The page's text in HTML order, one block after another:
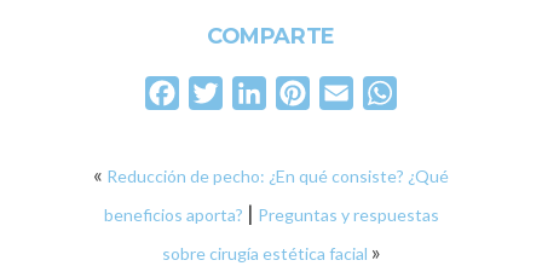
COMPARTE
FacebookTwitterLinkedInPinterest
Email
« Reducción de pecho: ¿En qué consiste? ¿Qué
beneficios aporta? | Preguntas y respuestas
sobre cirugía estética facial »